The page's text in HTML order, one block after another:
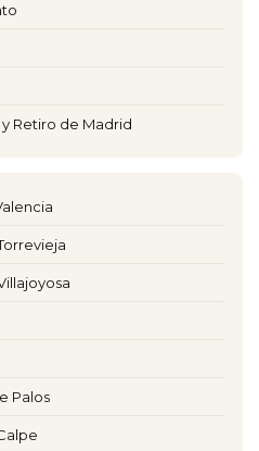
Retiro de Madrid
Palos